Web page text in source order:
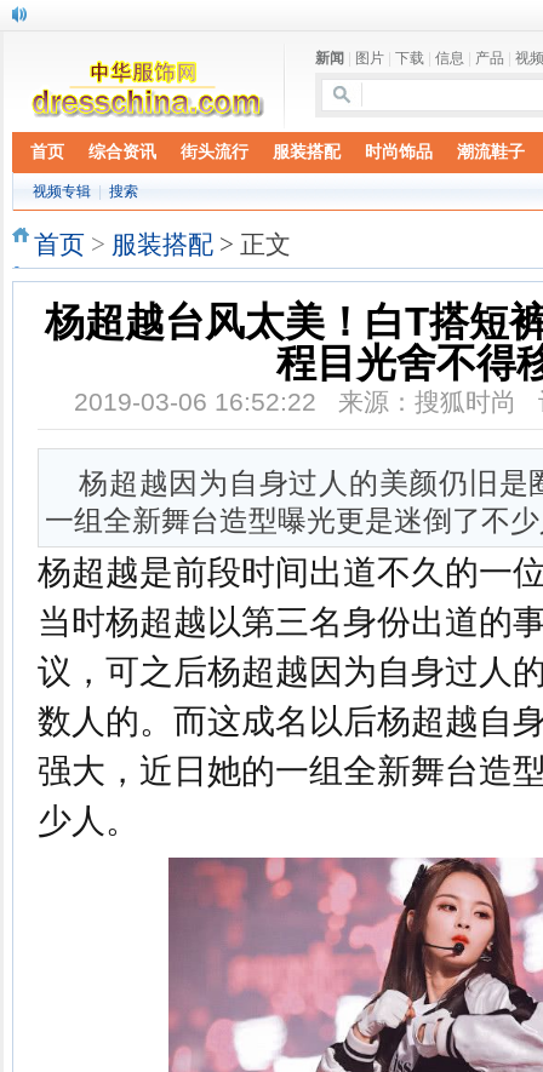
新闻 图片 下载 信息 产品 视频
首页 综合资讯 街头流行 服装搭配 时尚饰品 潮流鞋子
视频专辑 搜索
首页 > 服装搭配 > 正文
杨超越台风太美！白T搭短
程目光舍不得
2019-03-06 16:52:22 来源：搜狐时尚
杨超越因为自身过人的美颜仍旧是
一组全新舞台造型曝光更是迷倒了不
杨超越是前段时间出道不久的一
当时杨超越以第三名身份出道的
议，可之后杨超越因为自身过人
数人的。而这成名以后杨超越自
强大，近日她的一组全新舞台造
少人。